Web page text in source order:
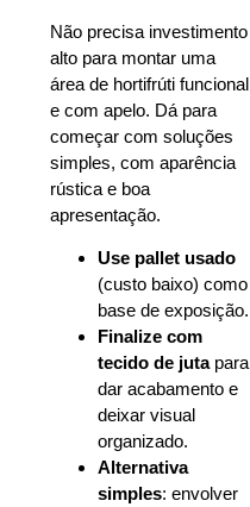
Não precisa investimento
alto para montar uma
área de hortifrúti funcional
e com apelo. Dá para
começar com soluções
simples, com aparência
rústica e boa
apresentação.
Use pallet usado
(custo baixo) como
base de exposição.
Finalize com
tecido de jutapara
dar acabamento e
deixar visual
organizado.
Alternativa
simples: envolver